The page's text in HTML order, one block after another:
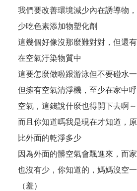
我們要改善環境減少內在誘導物
少吃色素添加物塑化劑
這幾個好像沒那麼難對對，但還
在空氣汙染物質中
這要怎麼做啦跟游泳但不要碰水
但擁有空氣清淨機，至少在家中
空氣，這錢說什麼也得開下去啊～
而且你知道嗎我是現在才知道，
比外面的乾淨多少
因為外面的髒空氣會飄進來，而
也沒有少，你知道的，媽媽沒空
（羞）